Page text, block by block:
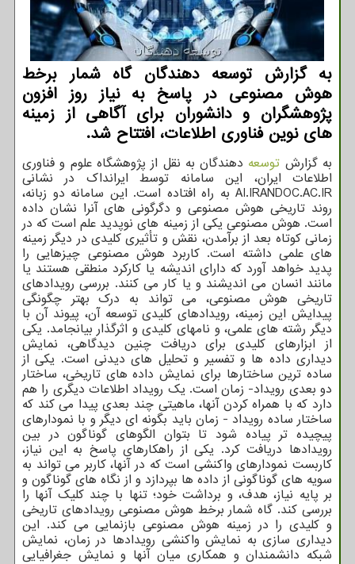
به گزارش توسعه دهندگان گاه شمار برخط
هوش مصنوعی در پاسخ به نیاز روز افزون
پژوهشگران و دانشوران برای آگاهی از زمینه
های نوین فناوری اطلاعات، افتتاح شد.
به گزارش توسعه دهندگان به نقل از پژوهشگاه علوم و فناوری
اطلاعات ایران، این سامانه توسط ایرانداک در نشانی
AI.IRANDOC.AC.IR به راه افتاده است. این سامانه دو زبانه،
روند تاریخی هوش مصنوعی و دگرگونی های آنرا نشان داده
است. هوش مصنوعی یکی از زمینه های نوپدید علم است که در
زمانی کوتاه بعد از برآمدن، نقش و تأثیری کلیدی در دیگر زمینه
های علمی داشته است. کاربرد هوش مصنوعی چیزهایی را
پدید خواهد آورد که دارای اندیشه یا کارکرد منطقی هستند یا
مانند انسان می اندیشند و یا کار می کنند. بررسی رویدادهای
تاریخی هوش مصنوعی، می تواند به درک بهتر چگونگی
پیدایش این زمینه، رویدادهای کلیدی توسعه آن، پیوند آن با
دیگر رشته های علمی، و نامهای کلیدی و اثرگذار بیانجامد. یکی
از ابزارهای کلیدی برای دریافت چنین دیدگاهی، نمایش
دیداری داده ­ها و تفسیر و تحلیل­ های دیدنی است. یکی از
ساده ترین ساختارها برای نمایش داده های تاریخی، ساختار
دو بعدی رویداد- زمان است. یک رویداد اطلاعات دیگری را هم
دارد که با همراه کردن آنها، ماهیتی چند بعدی پیدا می کند که
ساختار ساده رویداد - زمان باید بگونه ای دیگر و با نمودارهای
پیچیده تر پیاده شود تا بتوان الگوهای گوناگون در بین
رویدادها دریافت کرد. یکی از راهکارهای پاسخ به این نیاز،
کاربست نمودارهای واکنشی است که در آنها، کاربر می تواند به
سویه های گوناگونی از داده ها بپردازد و از نگاه های گوناگون و
بر پایه نیاز، هدف، و برداشت خود؛ تنها با چند کلیک آنها را
بررسی کند. گاه شمار برخط هوش مصنوعی رویدادهای تاریخی
و کلیدی را در زمینه هوش مصنوعی بازنمایی می کند. این
دیداری سازی به نمایش واکنشی رویدادها در زمان، نمایش
شبکه دانشمندان و همکاری میان آنها و نمایش جغرافیایی